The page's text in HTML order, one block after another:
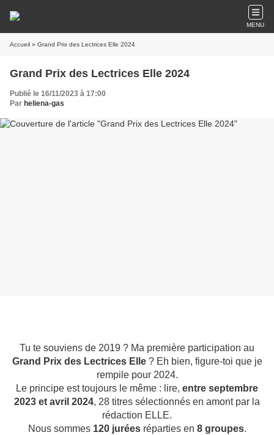
MENU
Accueil » Grand Prix des Lectrices Elle 2024
Grand Prix des Lectrices Elle 2024
Publié le 16/11/2023 à 17:00
Par heliena-gas
Tu te souviens de 2019 ? Ma première participation au
Grand Prix des Lectrices Elle? Eh bien, figure-toi que je
rempile pour 2024.
Le principe est toujours le même : lire, entre septembre
2023 et avril 2024, 28 titres sélectionnés en amont par la
rédaction ELLE.
Nous sommes 120 juréesréparties en 8 groupes.